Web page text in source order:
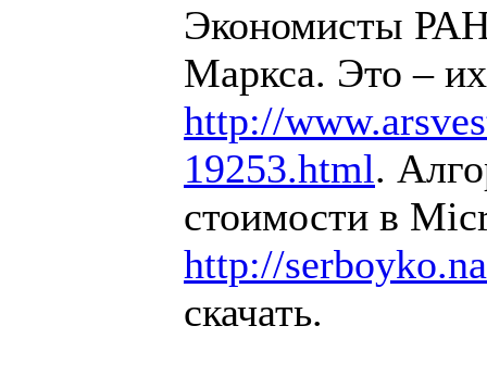
Экономисты
Маркса. Это –
http://
19253.html.
стоимости в
http://
скачать.